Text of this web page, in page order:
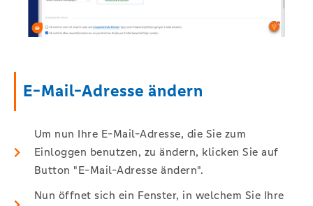
E-Mail-Adresse ändern
Um nun Ihre E-Mail-Adresse, die Sie zum
Einloggen benutzen, zu ändern, klicken Sie auf
Button "E-Mail-Adresse ändern".
Nun öffnet sich ein Fenster, in welchem Sie Ihre